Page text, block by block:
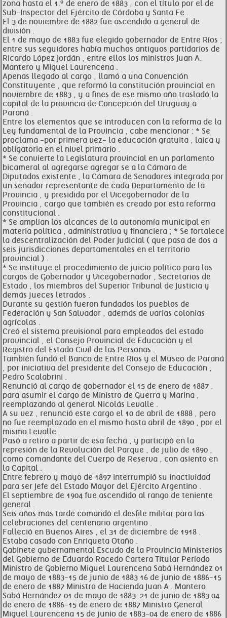
zona hasta el 1.º de enero de 1883 , con el título por el de
Sub-Inspector del Ejército de Córdoba y Santa Fe .
El 3 de noviembre de 1882 fue ascendido a general de
división .
El 1 de mayo de 1883 fue elegido gobernador de Entre Ríos ;
entre sus seguidores había muchos antiguos partidarios de
Ricardo López Jordán , entre ellos los ministros Juan A.
Mantero y Miguel Laurencena .
Apenas llegado al cargo , llamó a una Convención
Constituyente , que reformó la constitución provincial en
noviembre de 1883 , y a fines de ese mismo año trasladó la
capital de la provincia de Concepción del Uruguay a
Paraná .
Entre los elementos que se introducen con la reforma de la
Ley fundamental de la Provincia , cabe mencionar : * Se
proclama -por primera vez- la educación gratuita , laica y
obligatoria en el nivel primario .
* Se convierte la Legislatura provincial en un parlamento
bicameral al agregarse agregar se a la Cámara de
Diputados existente , la Cámara de Senadores integrada por
un senador representante de cada Departamento de la
Provincia , y presidida por el Vicegobernador de la
Provincia , cargo que también es creado por esta reforma
constitucional .
* Se amplían los alcances de la autonomía municipal en
materia política , administrativa y financiera ; * Se fortalece
la descentralización del Poder Judicial ( que pasa de dos a
seis jurisdicciones departamentales en el territorio
provincial ) .
* Se instituye el procedimiento de juicio político para los
cargos de Gobernador y Vicegobernador , Secretarios de
Estado , los miembros del Superior Tribunal de Justicia y
demás jueces letrados .
Durante su gestión fueron fundados los pueblos de
Federación y San Salvador , además de varias colonias
agrícolas .
Creó el sistema previsional para empleados del estado
provincial , el Consejo Provincial de Educación y el
Registro del Estado Civil de las Personas .
También fundó el Banco de Entre Ríos y el Museo de Paraná
, por iniciativa del presidente del Consejo de Educación ,
Pedro Scalabrini .
Renunció al cargo de gobernador el 15 de enero de 1887 ,
para asumir el cargo de Ministro de Guerra y Marina ,
reemplazando al general Nicolás Levalle .
A su vez , renunció este cargo el 10 de abril de 1888 , pero
no fue reemplazado en el mismo hasta abril de 1890 , por el
mismo Levalle .
Pasó a retiro a partir de esa fecha , y participó en la
represión de la Revolución del Parque , de julio de 1890 ,
como comandante del Cuerpo de Reserva , con asiento en
la Capital .
Entre febrero y mayo de 1897 interrumpió su inactividad
para ser Jefe del Estado Mayor del Ejército Argentino .
El septiembre de 1904 fue ascendido al rango de teniente
general .
Seis años más tarde comandó el desfile militar para las
celebraciones del centenario argentino .
Falleció en Buenos Aires , el 31 de diciembre de 1918 .
Estaba casado con Enriqueta Otaño .
Gabinete gubernamental Escudo de la Provincia Ministerios
del Gobierno de Eduardo Racedo Cartera Titular Período
Ministro de Gobierno Miguel Laurencena Sabá Hernández 01
de mayo de 1883-15 de junio de 1883 16 de junio de 1886-15
de enero de 1887 Ministro de Hacienda Juan A . Mantero
Sabá Hernández 01 de mayo de 1883-21 de junio de 1883 04
de enero de 1886-15 de enero de 1887 Ministro General
Miguel Laurencena 15 de junio de 1883-04 de enero de 1886